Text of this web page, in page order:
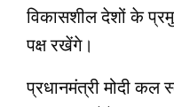
विकासशील देशों के
पक्ष रखेंगे।
प्रधानमंत्री मोदी कल